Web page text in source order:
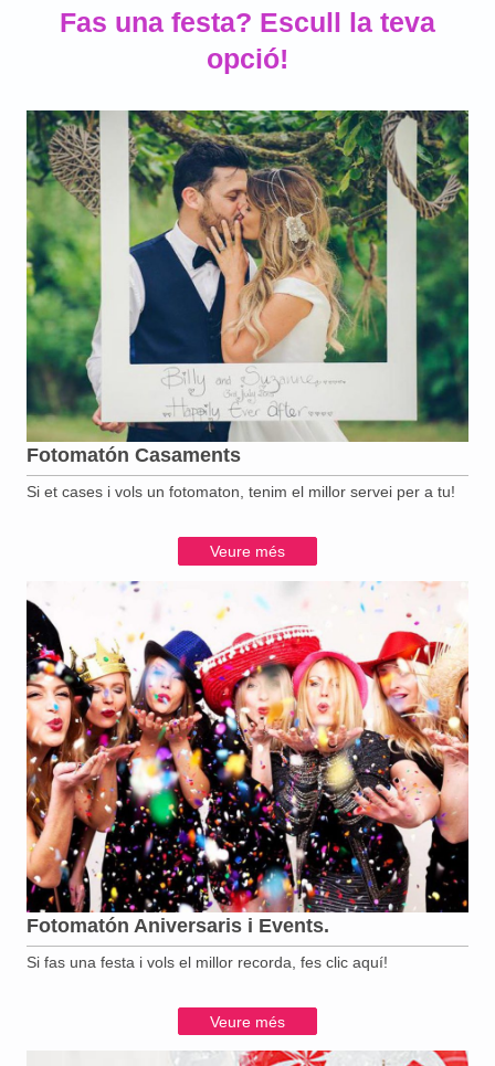
Fas una festa? Escull la teva
opció!
Fotomatón Casaments
Si et cases i vols un fotomaton, tenim el millor servei per a tu!
Veure més
Fotomatón Aniversaris i Events.
Si fas una festa i vols el millor recorda, fes clic aquí!
Veure més